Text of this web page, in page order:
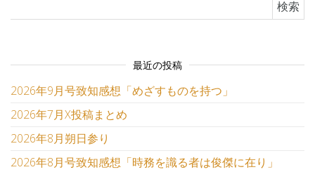
最近の投稿
2026年9月号致知感想「めざすものを持つ」
2026年7月X投稿まとめ
2026年8月朔日参り
2026年8月号致知感想「時務を識る者は俊傑に在り」